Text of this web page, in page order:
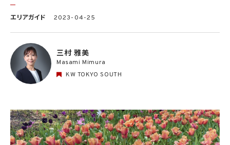
エリアガイド 2023-04-25
三村 雅美
Masami Mimura
KW TOKYO SOUTH